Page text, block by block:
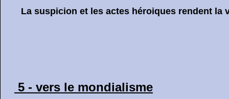
La suspicion et les actes héroiques rendent la
5 - vers le mondialisme